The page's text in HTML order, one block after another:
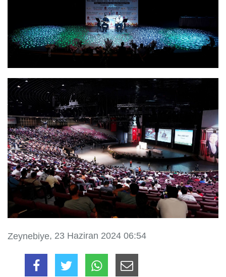
Zeynebiye, 23 Haziran 2024 06:54